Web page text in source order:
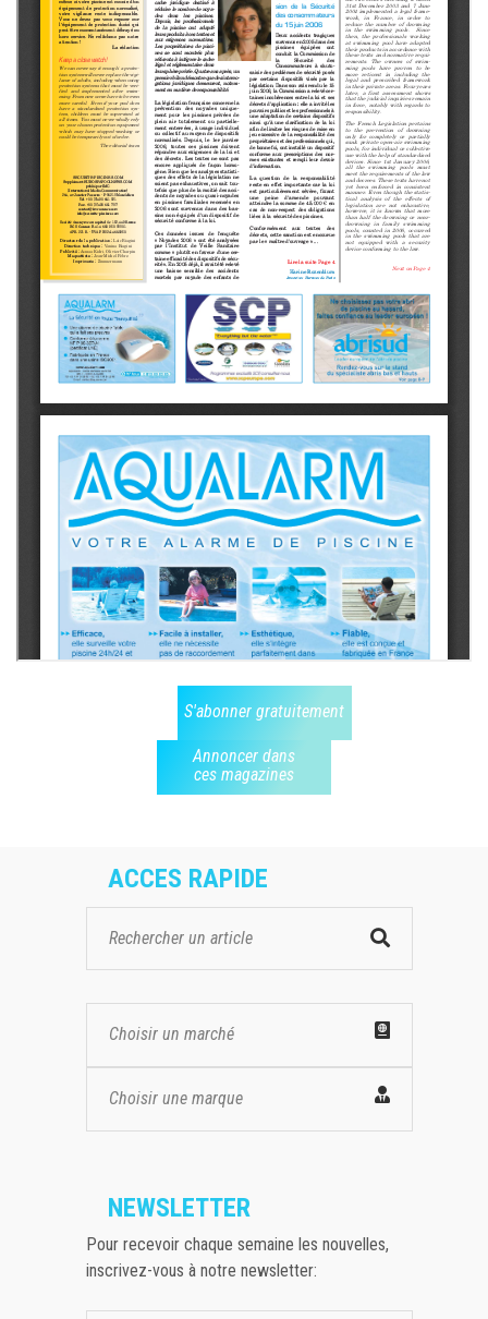
S'abonner gratuitement
Annoncer dans
ces magazines
ACCES RAPIDE
Choisir un marché
Choisir une marque
NEWSLETTER
Pour recevoir chaque semaine les nouvelles,
inscrivez-vous à notre newsletter: